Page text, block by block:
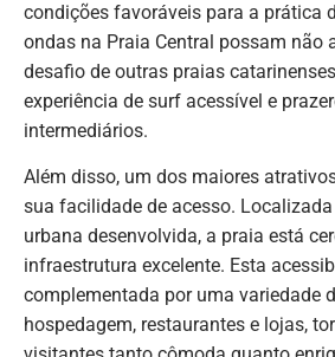
condições favoráveis para a prática
ondas na Praia Central possam não
desafio de outras praias
experiência de surf acessível e
intermediários.
Além disso, um dos maiores
sua facilidade de acesso.
urbana desenvolvida, a praia está
infraestrutura excelente. Esta
complementada por uma variedade
hospedagem, restaurantes e lojas,